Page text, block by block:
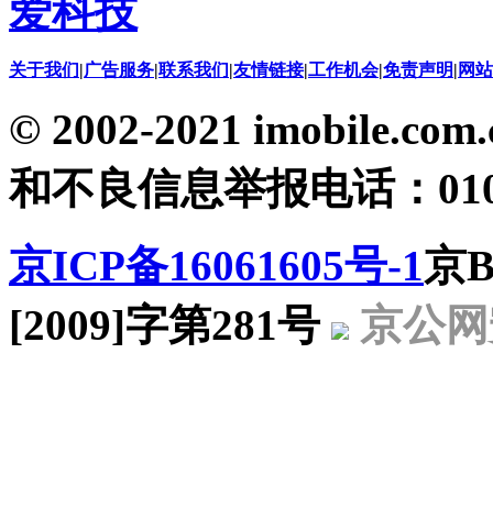
爱科技
关于我们|广告服务|联系我们|友情链接|工作机会|免责声明| 网
© 2002-2021
和不良信息举报电话：
京ICP备16061605号-1京
[2009]字第281号
京公